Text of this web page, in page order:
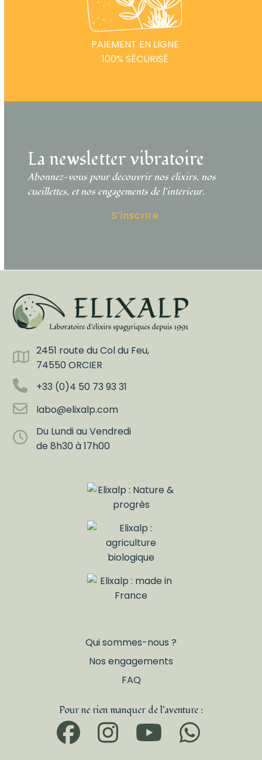
PAIEMENT EN LIGNE
100% SÉCURISÉ
La newsletter vibratoire
Abonnez-vous pour découvrir nos élixirs, nos
cueillettes, et nos engagements de l’intérieur.
S’inscrire
2451 route du Col du Feu,
74550 ORCIER
+33 (0)4 50 73 93 31
labo@elixalp.com
Du Lundi au Vendredi
de 8h30 à 17h00
Qui sommes-nous ?
Nos engagements
FAQ
Pour ne rien manquer de l’aventure :
Facebook
Instagram